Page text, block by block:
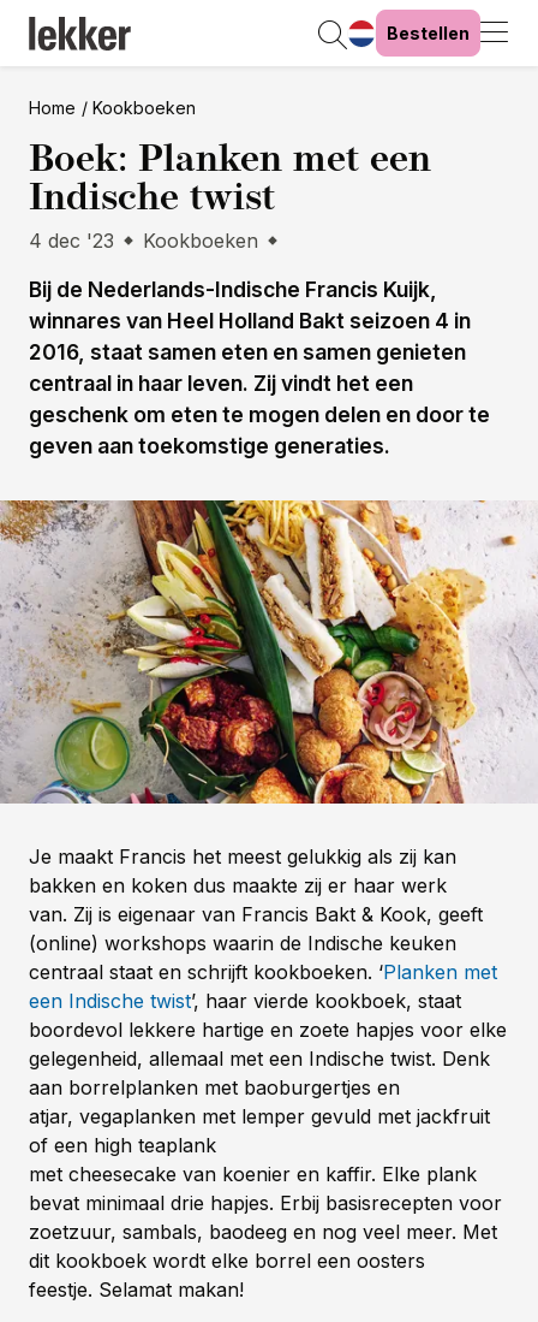
Bestellen
Home Kookboeken
Boek: Planken met een
Indische twist
4 dec '23 Kookboeken
Bij de Nederlands-Indische Francis Kuijk,
winnares van Heel Holland Bakt seizoen 4 in
2016, staat samen eten en samen genieten
centraal in haar leven. Zij vindt het een
geschenk om eten te mogen delen en door te
geven aan toekomstige generaties.
Je maakt Francis het meest gelukkig als zij kan
bakken en koken dus maakte zij er haar werk
van. Zij is eigenaar van Francis Bakt & Kook, geeft
(online) workshops waarin de Indische keuken
centraal staat en schrijft kookboeken. ‘Planken met
een Indische twist’, haar vierde kookboek, staat
boordevol lekkere hartige en zoete hapjes voor elke
gelegenheid, allemaal met een Indische twist. Denk
aan borrelplanken met baoburgertjes en
atjar, vegaplanken met lemper gevuld met jackfruit
of een high teaplank
met cheesecake van koenier en kaffir. Elke plank
bevat minimaal drie hapjes. Erbij basisrecepten voor
zoetzuur, sambals, baodeeg en nog veel meer. Met
dit kookboek wordt elke borrel een oosters
feestje. Selamat makan!